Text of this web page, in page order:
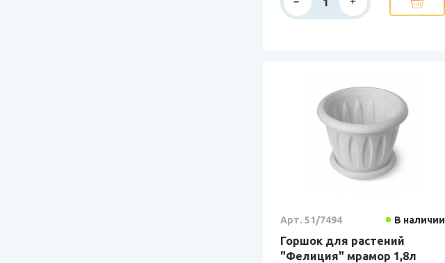
Арт. 51/7494 В наличии
Горшок для растений
"Фелиция" мрамор 1,8л